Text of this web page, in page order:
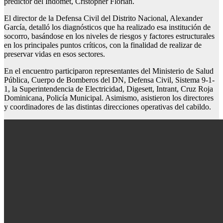
El director de la Defensa Civil del Distrito Nacional, Alexander
García, detalló los diagnósticos que ha realizado esa institución de
socorro, basándose en los niveles de riesgos y factores estructurales
en los principales puntos críticos, con la finalidad de realizar de
preservar vidas en esos sectores.
En el encuentro participaron representantes del Ministerio de Salud
Pública, Cuerpo de Bomberos del DN, Defensa Civil, Sistema 9-1-
1, la Superintendencia de Electricidad, Digesett, Intrant, Cruz Roja
Dominicana, Policía Municipal. Asimismo, asistieron los directores
y coordinadores de las distintas direcciones operativas del cabildo.